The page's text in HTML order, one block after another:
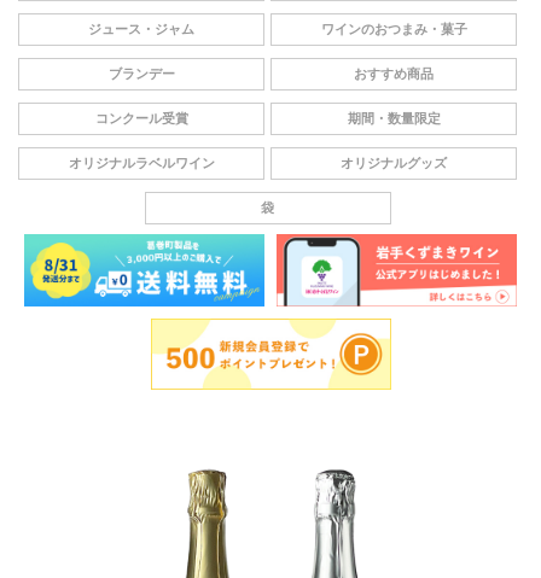
ジュース・ジャム ワインのおつまみ・菓子
ブランデー おすすめ商品
コンクール受賞 期間・数量限定
オリジナルラベルワイン オリジナルグッズ
袋